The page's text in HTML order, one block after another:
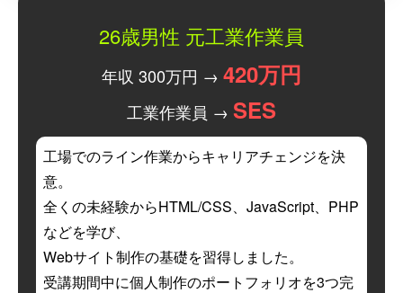
26歳男性 元工業作業員
年収 300万円 → 420万円
工業作業員 → SES
工場でのライン作業からキャリアチェンジを決
意。
全くの未経験からHTML/CSS、JavaScript、PHP
などを学び、
Webサイト制作の基礎を習得しました。
受講期間中に個人制作のポートフォリオを3つ完